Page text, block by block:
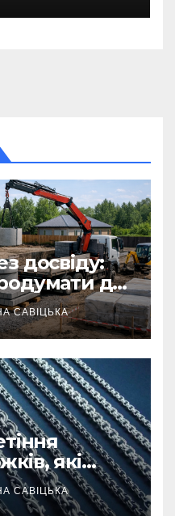
досвіду:
до
на
САВІЦЬКА
які
САВІЦЬКА